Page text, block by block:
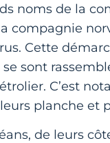
noms de la
compagnie
Cette
sont
C’est
planche et
de leurs